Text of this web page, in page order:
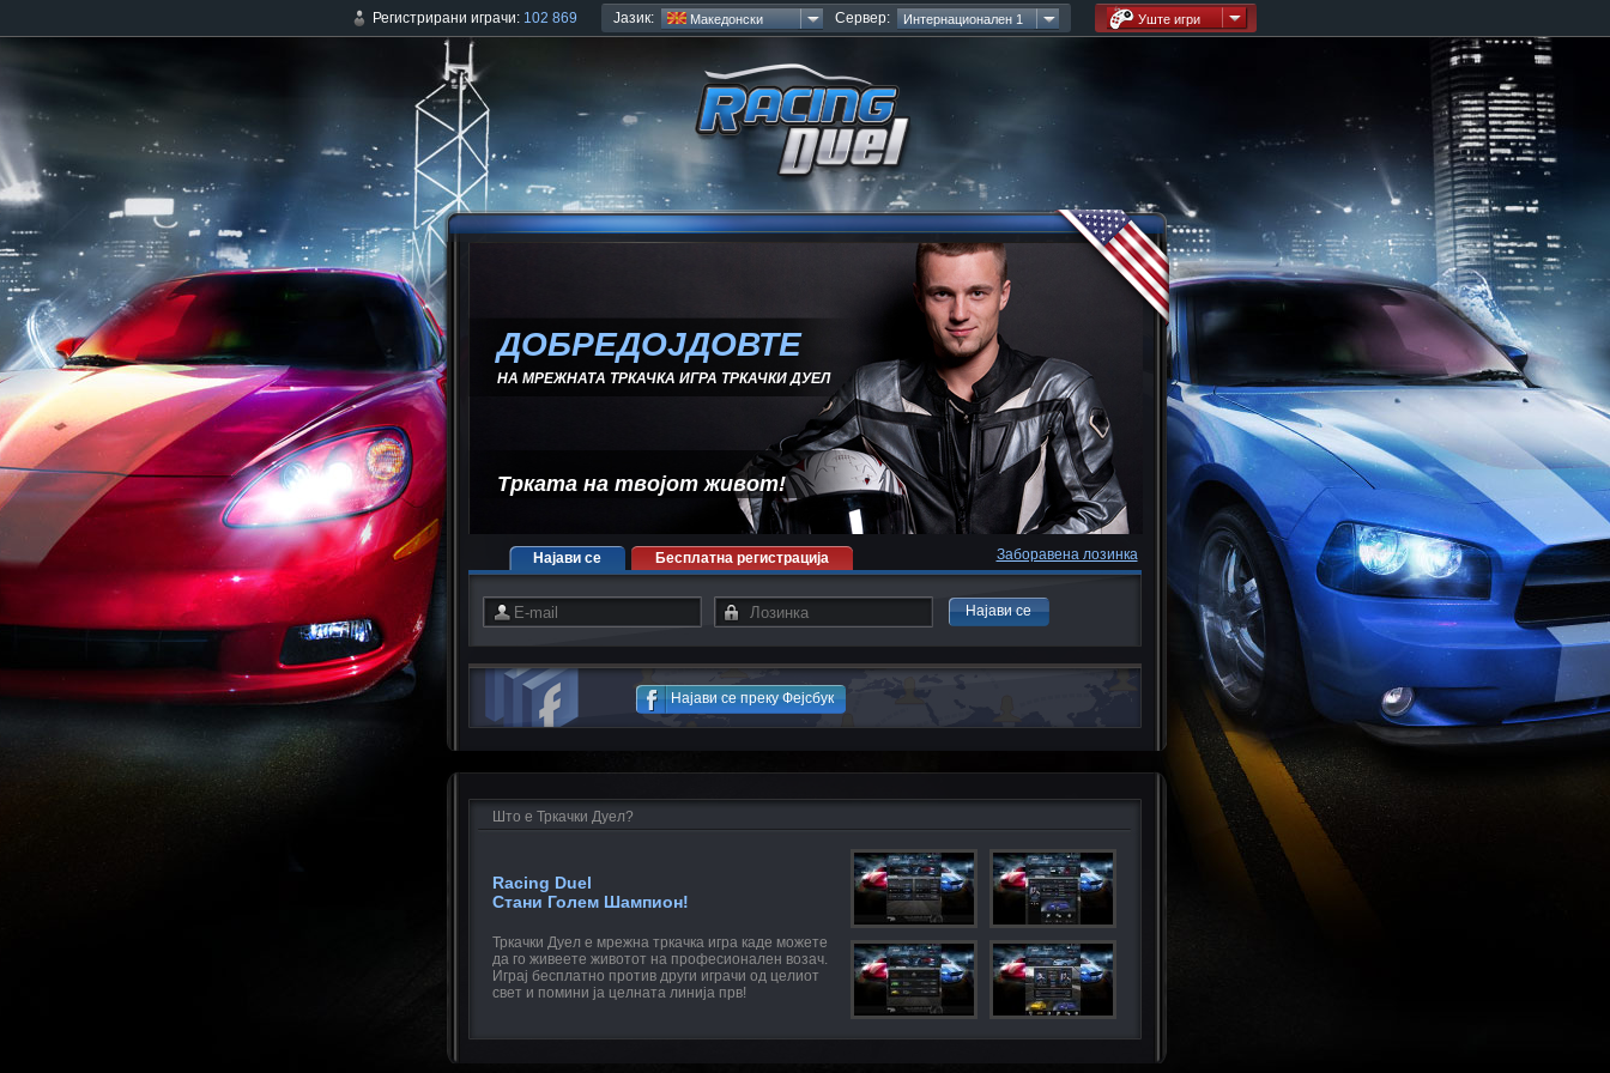
Регистрирани играчи: 102 869 Јазик: Mакедонски Сервер: Интернационален 1 Уште игри
ДОБРЕДОЈДОВТЕ
НА МРЕЖНАТА ТРКАЧКА ИГРА ТРКАЧКИ ДУЕЛ
Трката на твојот живот!
Најави се Бесплатна регистрација Заборавена лозинка
Најави се
Најави се преку Фејсбук
Што е Тркачки Дуел?
Racing Duel
Стани Голем Шампион!
Тркачки Дуел е мрежна тркачка игра каде можете
да го живеете животот на професионален возач.
Играј бесплатно против други играчи од целиот
свет и помини ја целната линија прв!